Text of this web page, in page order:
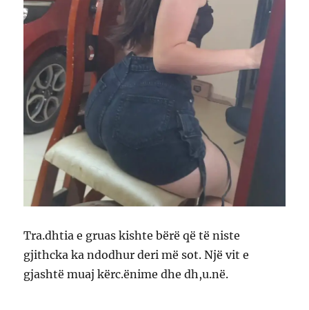
Tra.dhtia e gruas kishte bërë që të niste
gjithcka ka ndodhur deri më sot. Një vit e
gjashtë muaj kërc.ënime dhe dh,u.në.